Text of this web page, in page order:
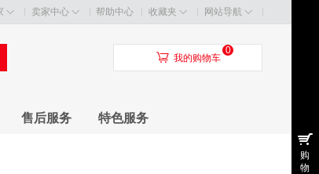
卖家中心 帮助中心 收藏夹 网站导航
󰃦 我的购物车
0
售后服务 特色服务
购
物